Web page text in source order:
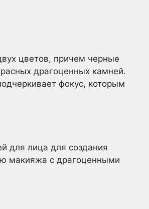
цветов, причем черные
драгоценных камней.
фокус, которым
для лица для создания
макияжа с драгоценными